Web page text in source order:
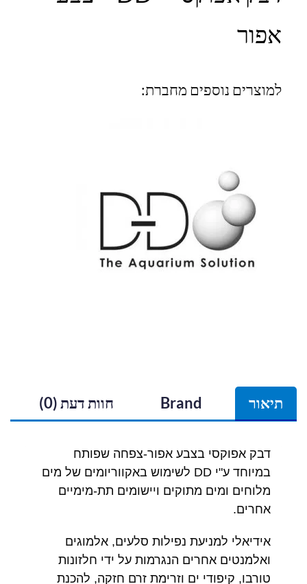
אפור
למוצרים נוספים מחברת:
תיאור Brand חוות דעת (0)
דבק אפוקסי בצבע אפור-צפחה שפותח
במיוחד ע"י DD לשימוש באקווריומים של מים
מלוחים ומים מתוקים ויישומים תת-מימיים
אחרים.
אידיאלי למניעת נפילות סלעים, אלמוגים
ואלמנטים אחרים הנגרמות על ידי חלזונות
טורבו, קיפודי ים וזרימת זרם חזקה, להכנת